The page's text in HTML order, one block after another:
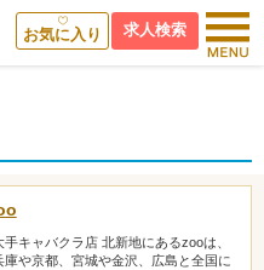
求人検索
お気に入り
キャバクラ店 北新地にあるzooは、
や京都、宮城や金沢、広島と全国に